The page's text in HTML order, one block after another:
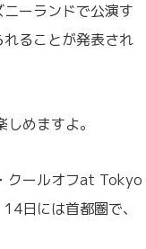
ーランドで公演す
ることが発表され
めますよ。
クールオフat Tokyo
日には首都圏で、